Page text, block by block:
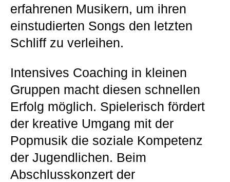
erfahrenen Musikern, um ihren
einstudierten Songs den letzten
Schliff zu verleihen.
Intensives Coaching in kleinen
Gruppen macht diesen schnellen
Erfolg möglich. Spielerisch fördert
der kreative Umgang mit der
Popmusik die soziale Kompetenz
der Jugendlichen. Beim
Abschlusskonzert der